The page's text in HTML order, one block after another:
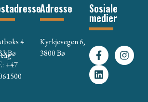
4
Bø
+47
Adresse
Kyrkjevegen 6,
3800 Bø
Sosiale
medier